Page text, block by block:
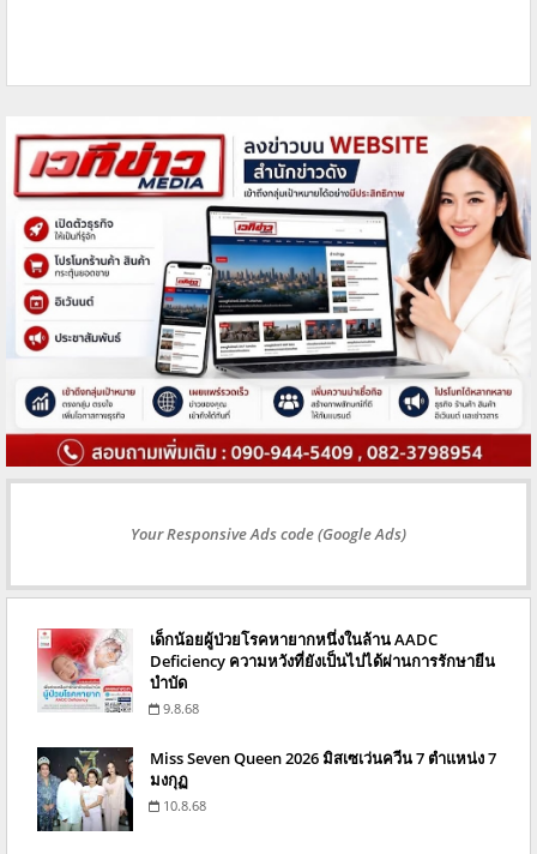
Your Responsive Ads code (Google Ads)
เด็กน้อยผู้ป่วยโรคหายากหนึ่งในล้าน AADC
Deficiency ความหวังที่ยังเป็นไปได้ผ่านการรักษายีน
บำบัด
9.8.68
Miss Seven Queen 2026 มิสเซเว่นควีน 7 ตำแหน่ง 7
มงกุฏ
10.8.68